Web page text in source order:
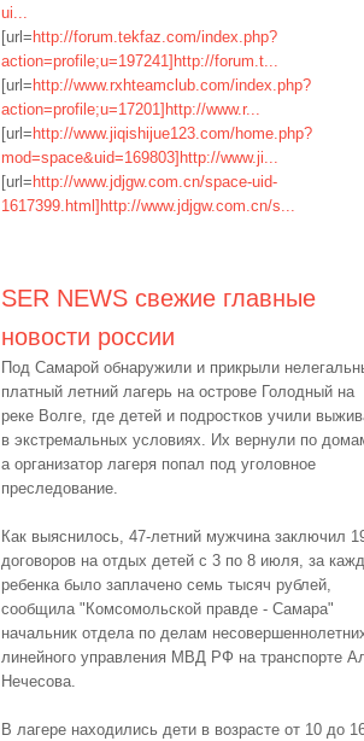
ui...
[url= http://forum.tekfaz.com/index.php?
action=profile;u=197241]http://forum.t...
[url= http://www.rxhteamclub.com/index.php?
action=profile;u=17201]http://www.r...
[url= http://www.jiqishijue123.com/home.php?
mod=space&uid=169803]http://www.ji...
[url= http://www.jdjgw.com.cn/space-uid-
1617399.html]http://www.jdjgw.com.cn/s...
SER NEWS свежие главные
новости россии
Под Самарой обнаружили и прикрыли
платный летний лагерь на острове Голодный на
реке Волге, где детей и подростков учили
в экстремальных условиях. Их вернули по
а организатор лагеря попал под уголовное
преследование.
Как выяснилось, 47-летний мужчина заключил
договоров на отдых детей с 3 по 8 июля, за
ребенка было заплачено семь тысяч рублей,
сообщила "Комсомольской правде - Самара"
начальник отдела по делам
линейного управления МВД РФ на транспорте
Нечесова.
В лагере находились дети в возрасте от 10 до